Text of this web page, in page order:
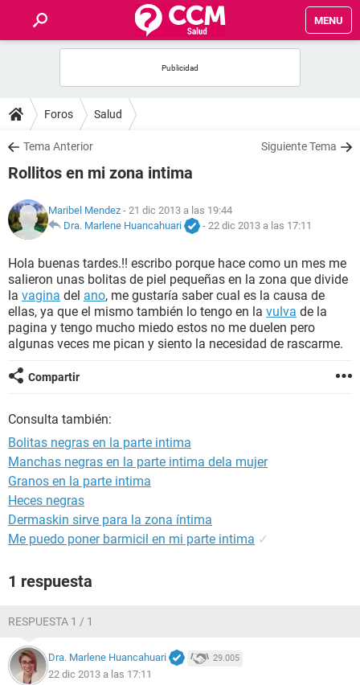
MENU
FOROS
SALUD
NUTRICIÓN
BIENESTAR
SEXUALIDAD
GLOSARIO
Foros Salud
Tema Anterior Siguiente Tema
Rollitos en mi zona intima
Maribel Mendez - 21 dic 2013 a las 19:44
Dra. Marlene Huancahuari
- 22 dic 2013 a las 17:11
Hola buenas tardes.!! escribo porque hace como un mes me
salieron unas bolitas de piel pequeñas en la zona que divide
la vagina del ano, me gustaría saber cual es la causa de
ellas, ya que el mismo también lo tengo en la vulva de la
pagina y tengo mucho miedo estos no me duelen pero
algunas veces me pican y siento la necesidad de rascarme.
Compartir
Consulta también:
Bolitas negras en la parte intima
Manchas negras en la parte intima dela mujer
Granos en la parte intima
Heces negras
Dermaskin sirve para la zona íntima
Me puedo poner barmicil en mi parte intima ✓
1 respuesta
RESPUESTA 1 / 1
Dra. Marlene Huancahuari 29.005
22 dic 2013 a las 17:11